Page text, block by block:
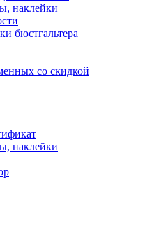
наклейки
бюстгальтера
со скидкой
наклейки